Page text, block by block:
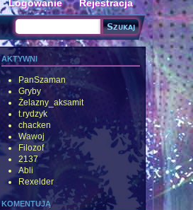
Logowanie Rejestracja
Formularz wyszukiwania
aktywni
PanSzaman
Gryby
Żelazny_aksamit
t.rydzyk
chacken
Wawoj
Filozof
2137
Abli
Rexelder
komentują